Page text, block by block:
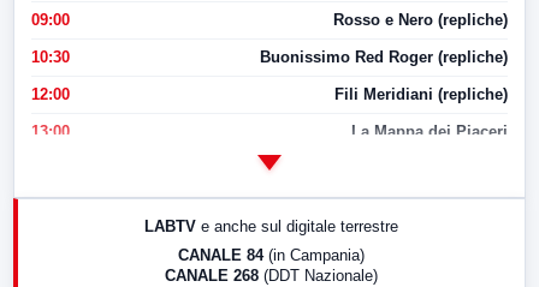
09:00 Rosso e Nero (repliche)
10:30 Buonissimo Red Roger (repliche)
12:00 Fili Meridiani (repliche)
13:00 La Mappa dei Piaceri
LABTV e anche sul digitale terrestre
CANALE 84 (in Campania)
CANALE 268 (DDT Nazionale)